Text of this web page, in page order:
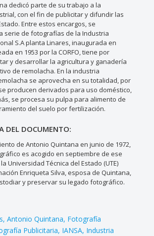
dedicó parte de su trabajo a la
con el fin de publicitar y difundir las
Entre estos encargos, se
serie de fotografías de la Industria
S.A planta Linares, inaugurada en
en 1953 por la CORFO, tiene por
y desarrollar la agricultura y ganadería
de remolacha. En la industria
se aprovecha en su totalidad, por
producen derivados para uso doméstico,
se procesa su pulpa para alimento de
del suelo por fertilización.
DEL DOCUMENTO:
de Antonio Quintana en junio de 1972,
es acogido en septiembre de ese
Universidad Técnica del Estado (UTE)
Enriqueta Silva, esposa de Quintana,
y preservar su legado fotográfico.
Antonio Quintana Fotografía
Publicitaria IANSA Industria